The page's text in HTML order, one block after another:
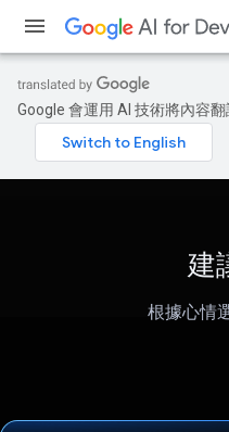
Google 會運用 AI 技術將內容
建
根據心情